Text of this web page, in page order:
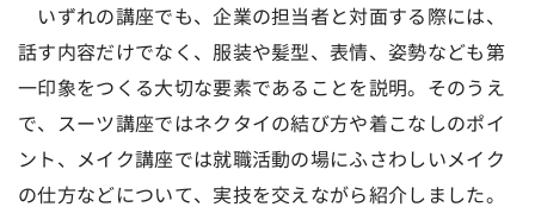
いずれの講座でも、企業の担当者と対面する際には、
話す内容だけでなく、服装や髪型、表情、姿勢なども第
一印象をつくる大切な要素であることを説明。そのうえ
で、スーツ講座ではネクタイの結び方や着こなしのポイ
ント、メイク講座では就職活動の場にふさわしいメイク
の仕方などについて、実技を交えながら紹介しました。